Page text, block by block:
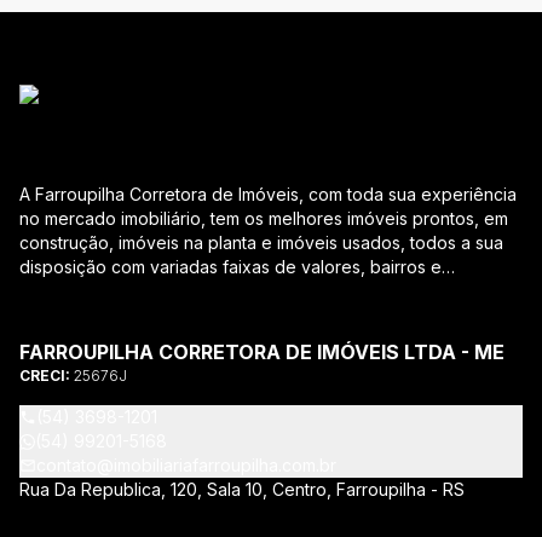
A Farroupilha Corretora de Imóveis, com toda sua experiência
no mercado imobiliário, tem os melhores imóveis prontos, em
construção, imóveis na planta e imóveis usados, todos a sua
disposição com variadas faixas de valores, bairros e
ao CRECI-RS – estarão sempre prontos para responder-lhe
todas as suas dúvidas sobre casas, apartamentos, terrenos,
salas comerciais e outros produtos imobiliários. Quais
vantagens que a Farroupilha Corretora de Imóveis lhe
financiamento bancário para aquisição do imóvel através de
FARROUPILHA CORRETORA DE IMÓVEIS LTDA - ME
CRECI: 25676J
Rua Da Republica, 120, Sala 10, Centro, Farroupilha - RS